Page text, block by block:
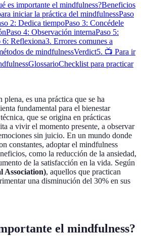
es importante el mindfulness?Beneficios
iniciar la práctica del mindfulnessPaso
2: Dedica tiempoPaso 3: Concédele
Paso 4: Observación internaPaso 5:
6: Reflexiona3. Errores comunes a
de mindfulnessVerdict5. 📺 Para ir
GlossarioChecklist para practicar
plena, es una práctica que se ha
fundamental para el bienestar
que se origina en prácticas
a vivir el momento presente, a observar
sin juicio. En un mundo donde
constantes, adoptar el mindfulness
como la reducción de la ansiedad,
de la satisfacción en la vida. Según
Association), aquellos que practican
una disminución del 30% en sus
el mindfulness?